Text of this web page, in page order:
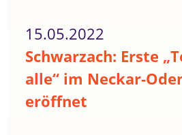
15.05.2022
Schwarzach: Erste
alle“ im Neckar-
eröffnet